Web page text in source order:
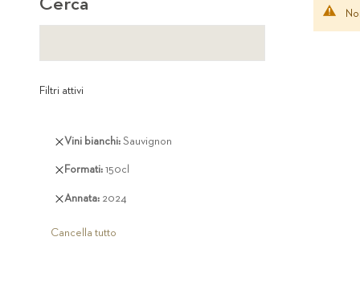
Cerca
Filtri attivi
Vini bianchi Sauvignon
Rimuovi
articolo
Formati 150cl
Rimuovi
articolo
Annata 2024
Rimuovi
articolo
Cancella tutto